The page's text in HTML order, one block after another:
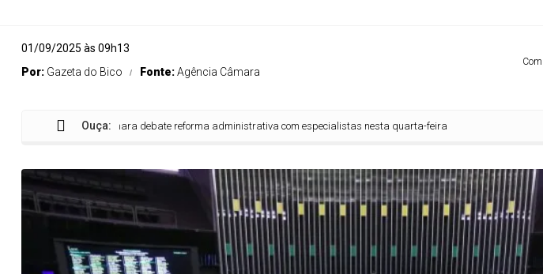
01/09/2025 às 09h13
Por: Gazeta do Bico Fonte:Agência Câmara
Ouça:
Plenário da Câmara debate reforma administrativa com especialistas nesta quarta-feira